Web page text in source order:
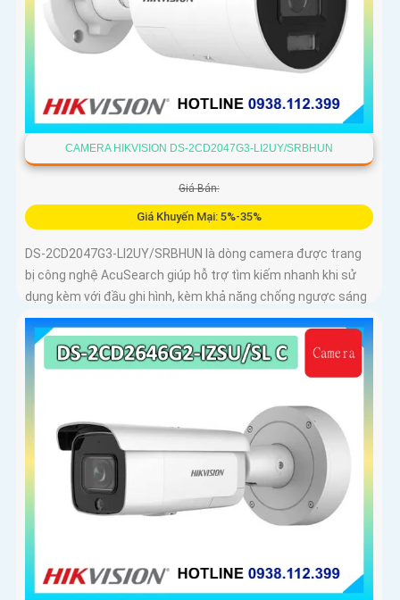
CAMERA HIKVISION DS-2CD2047G3-LI2UY/SRBHUN
Giá Bán:
Giá Khuyến Mại: 5%-35%
DS-2CD2047G3-LI2UY/SRBHUN là dòng camera được trang
bị công nghệ AcuSearch giúp hỗ trợ tìm kiếm nhanh khi sử
dụng kèm với đầu ghi hình, kèm khả năng chống ngược sáng
WDR 130dB, trang bị micro kép và loa hỗ trợ đàm thoại 2
chiều, ống kính 4